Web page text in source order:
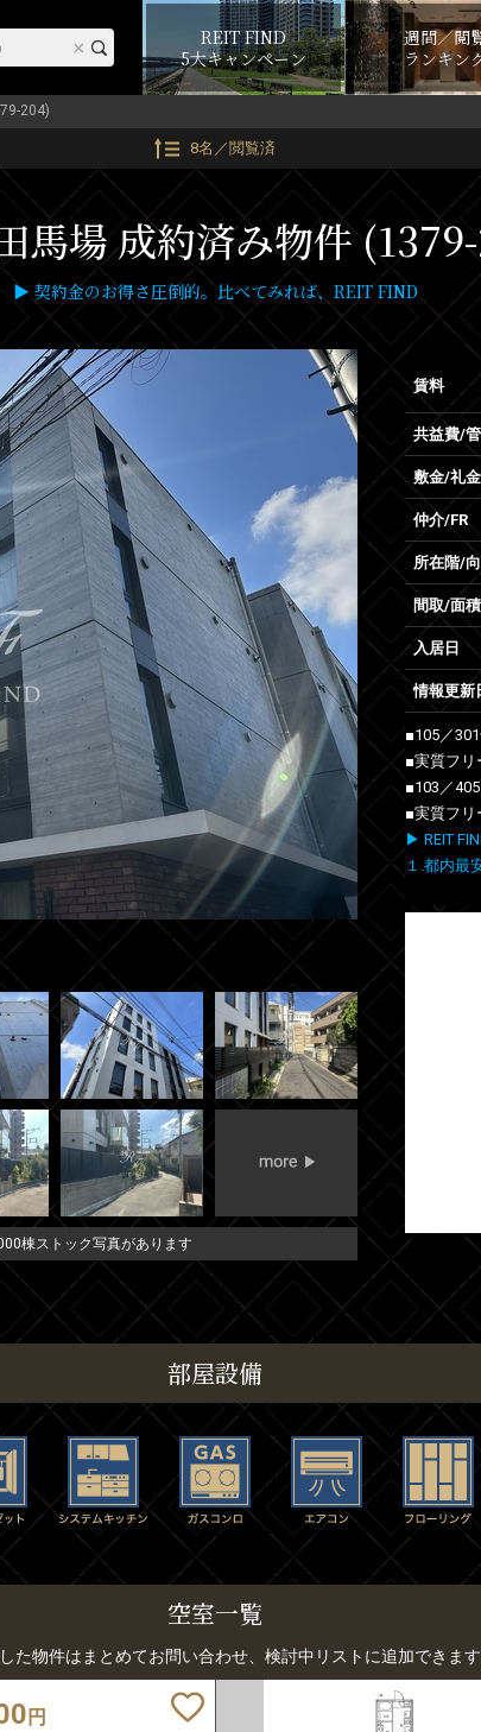
REIT FIND
5大キャンペーン
週間／閲
ランキン
204)
8名／閲覧済
馬場 成約済み物件
▶ 契約金のお得さ圧倒的。比べてみれば、REIT FIND
棟ストック写真があります
賃料
共益費/
敷金/礼金
仲介/FR
所在階/
間取/面積
入居日
情報更新
■105／
■実質フリ
■103／
■実質フリ
▶ REIT
１.都内最
部屋設備
空室一覧
た物件はまとめてお問い合わせ、検討中リストに追加できま
円